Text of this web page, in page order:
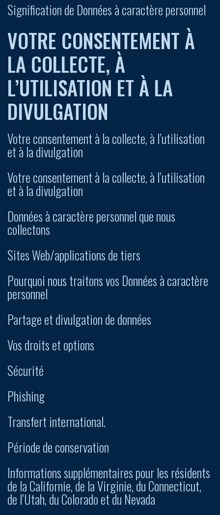
Signification de Données à caractère personnel
VOTRE CONSENTEMENT À
LA COLLECTE, À
L’UTILISATION ET À LA
DIVULGATION
Votre consentement à la collecte, à l’utilisation
et à la divulgation
Votre consentement à la collecte, à l’utilisation
et à la divulgation
Données à caractère personnel que nous
collectons
Sites Web/applications de tiers
Pourquoi nous traitons vos Données à caractère
personnel
Partage et divulgation de données
Vos droits et options
Sécurité
Phishing
Transfert international.
Période de conservation
Informations supplémentaires pour les résidents
de la Californie, de la Virginie, du Connecticut,
de l’Utah, du Colorado et du Nevada